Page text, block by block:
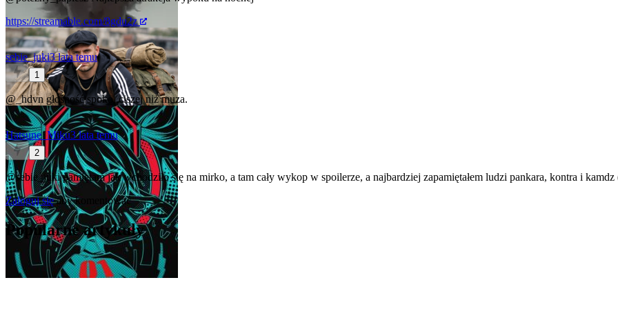
https://streamable.com/8gdu2z
sebie_juki3 lata temu
1
@_hdvngłośność spoko, ciszej niż muza.
Hatsune_Miku3 lata temu
2
@sebie_jukipamiętam jak wchodziło się na mirko, a tam cały wykop w spoilerze, a najbardziej zapamiętałem ludzi pankara, kontra i kamdz
Zaloguj sięaby komentować
Popularne artykuły